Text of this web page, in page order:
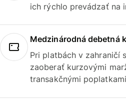
ich rýchlo prevádzať na
Medzinárodná debetná
Pri platbách v zahraničí
zaoberať kurzovými
transakčnými